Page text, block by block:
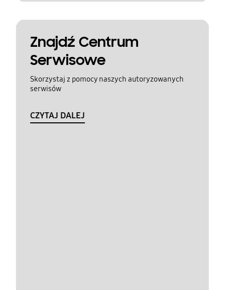
Znajdź Centrum
Serwisowe
Skorzystaj z pomocy naszych autoryzowanych
serwisów
CZYTAJ DALEJ